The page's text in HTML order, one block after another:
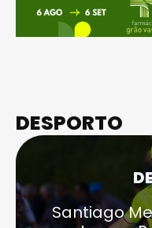
DESPORTO
Santiago